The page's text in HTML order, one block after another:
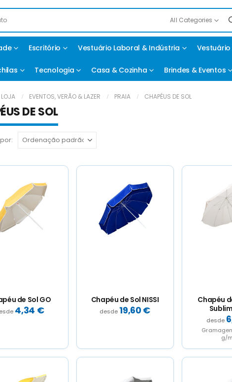
All Categories
Escritório Vestuário Laboral & Indústria
Tecnologia Casa & Cozinha Brindes & Eventos
LOJA EVENTOS, VERÃO & LAZER PRAIA CHAPÉUS DE SOL
DE SOL
de Sol GO
4,34 €
Chapéu de Sol NISSI
19,60€
Chapéu
g/